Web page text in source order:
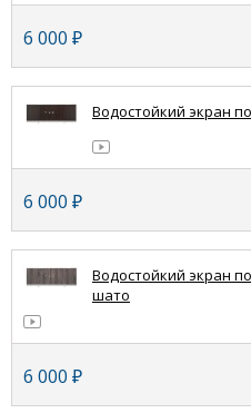
6 000 ₽
Водостойкий экран
6 000 ₽
Водостойкий экран
шато
6 000 ₽